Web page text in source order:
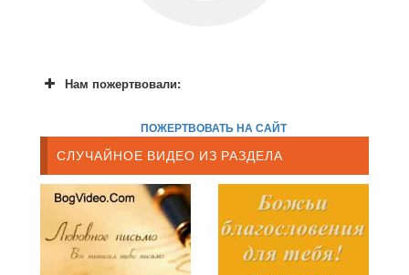
Нам пожертвовали:
ПОЖЕРТВОВАТЬ НА САЙТ
СЛУЧАЙНОЕ ВИДЕО ИЗ РАЗДЕЛА